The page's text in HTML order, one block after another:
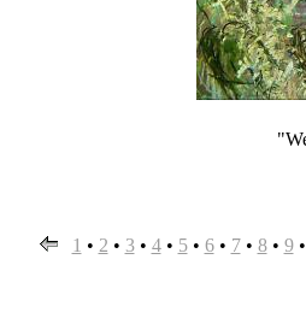
1 • 2 • 3• 4• 5• 6• 7• 8• 9